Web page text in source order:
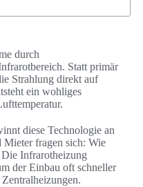
durch
Statt primär
Strahlung direkt auf
ein wohliges
diese Technologie an
fragen sich: Wie
Infrarotheizung
der Einbau oft schneller